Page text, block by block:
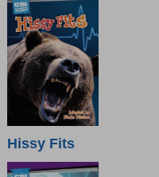
Hissy Fits